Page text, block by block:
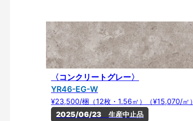
〈コンクリートグレー〉
YR46-EG-W
¥23,500/梱（12枚・1.56㎡）（¥15,070/㎡）
2025/06/23　生産中止品